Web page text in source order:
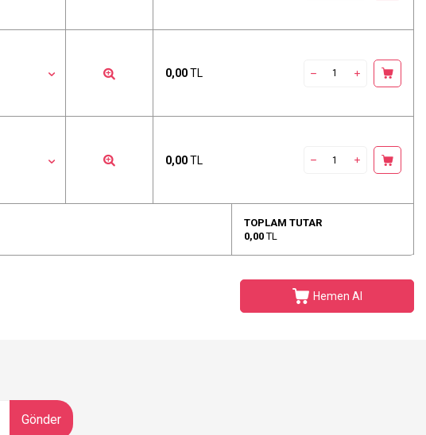
0,00TL
0,00TL
TOPLAM TUTAR
0,00TL
Hemen Al
Gönder